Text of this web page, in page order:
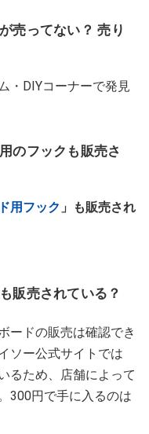
売ってない？ 売り
・DIYコーナーで発見
のフックも販売さ
用フック 」も販売され
販売されている？
ードの販売は確認でき
ソー公式サイトでは
るため、店舗によって
300円で手に入るのは